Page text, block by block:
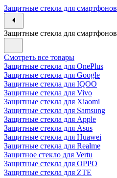
Защитные стекла для смартфонов
Защитные стекла для смартфонов
Смотреть все товары
Защитные стекла для OnePlus
Защитные стекла для Google
Защитные стекла для IQOO
Защитные стекла для Vivo
Защитные стекла для Xiaomi
Защитные стекла для Samsung
Защитные стекла для Apple
Защитные стекла для Asus
Защитные стекла для Huawei
Защитные стекла для Realme
Защитное стекло для Vertu
Защитные стекла для OPPO
Защитные стекла для ZTE